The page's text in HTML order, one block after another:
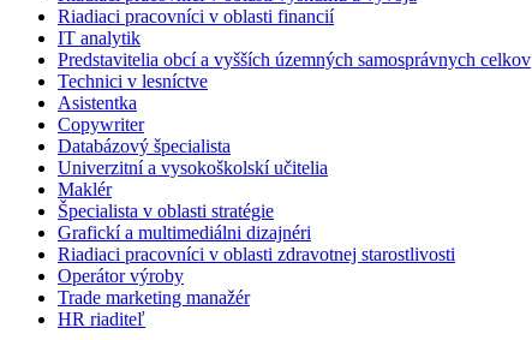
Riadiaci pracovníci v oblasti financií
IT analytik
Predstavitelia obcí a vyšších územných samosprávnych celkov
Technici v lesníctve
Asistentka
Copywriter
Databázový špecialista
Univerzitní a vysokoškolskí učitelia
Maklér
Špecialista v oblasti stratégie
Grafickí a multimediálni dizajnéri
Riadiaci pracovníci v oblasti zdravotnej starostlivosti
Operátor výroby
Trade marketing manažér
HR riaditeľ